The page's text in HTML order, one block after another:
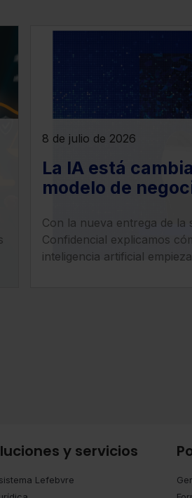
8 de julio de 2026
La IA está
modelo de
la era del
Con la nueva entrega de la
Confidencial explicamos
inteligencia artificial
y servicios
Lefebvre